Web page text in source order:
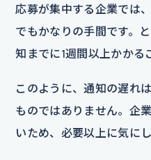
応募が集中する企業では
でもかなりの手間です。
知までに1週間以上かかる
このように、通知の遅れ
ものではありません。企
いため、必要以上に気に